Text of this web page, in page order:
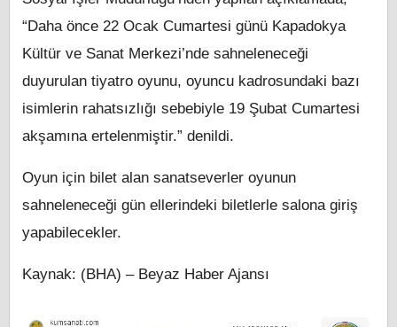
“Daha önce 22 Ocak Cumartesi günü Kapadokya
Kültür ve Sanat Merkezi’nde sahneleneceği
duyurulan tiyatro oyunu, oyuncu kadrosundaki bazı
isimlerin rahatsızlığı sebebiyle 19 Şubat Cumartesi
akşamına ertelenmiştir.” denildi.
Oyun için bilet alan sanatseverler oyunun
sahneleneceği gün ellerindeki biletlerle salona giriş
yapabilecekler.
Kaynak: (BHA) – Beyaz Haber Ajansı